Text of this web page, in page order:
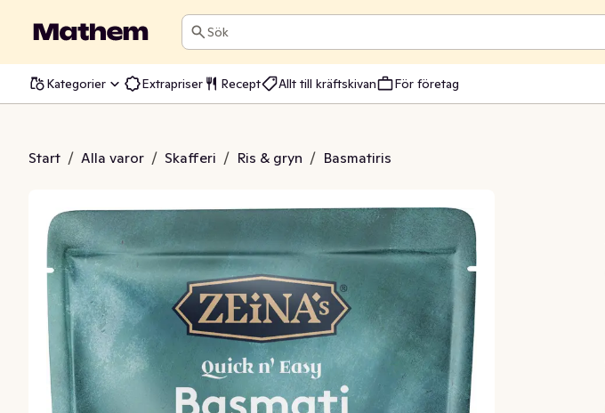
Sök
Kategorier Extrapriser Recept Allt till kräftskivan För företag
Start / Alla varor / Skafferi / Ris & gryn / Basmatiris
Quick N' Easy